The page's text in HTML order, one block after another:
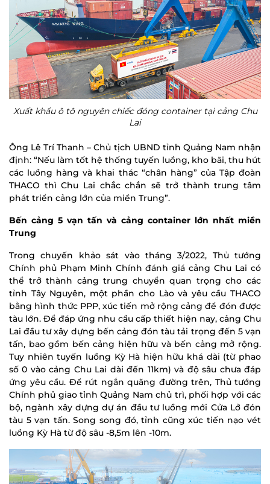
Xuất khẩu ô tô nguyên chiếc đóng container tại cảng Chu
Lai
Ông Lê Trí Thanh – Chủ tịch UBND tỉnh Quảng Nam nhận
định: “Nếu làm tốt hệ thống tuyến luồng, kho bãi, thu hút
các luồng hàng và khai thác “chân hàng” của Tập đoàn
THACO thì Chu Lai chắc chắn sẽ trở thành trung tâm
phát triển cảng lớn của miền Trung”.
Bến cảng 5 vạn tấn và cảng container lớn nhất miền
Trung
Trong chuyến khảo sát vào tháng 3/2022, Thủ tướng
Chính phủ Phạm Minh Chính đánh giá cảng Chu Lai có
thể trở thành cảng trung chuyển quan trọng cho các
tỉnh Tây Nguyên, một phần cho Lào và yêu cầu THACO
bằng hình thức PPP, xúc tiến mở rộng cảng để đón được
tàu lớn. Để đáp ứng nhu cầu cấp thiết hiện nay, cảng Chu
Lai đầu tư xây dựng bến cảng đón tàu tải trọng đến 5 vạn
tấn, bao gồm bến cảng hiện hữu và bến cảng mở rộng.
Tuy nhiên tuyến luồng Kỳ Hà hiện hữu khá dài (từ phao
số 0 vào cảng Chu Lai dài đến 11km) và độ sâu chưa đáp
ứng yêu cầu. Để rút ngắn quãng đường trên, Thủ tướng
Chính phủ giao tỉnh Quảng Nam chủ trì, phối hợp với các
bộ, ngành xây dựng dự án đầu tư luồng mới Cửa Lở đón
tàu 5 vạn tấn. Song song đó, tỉnh cũng xúc tiến nạo vét
luồng Kỳ Hà từ độ sâu -8,5m lên -10m.